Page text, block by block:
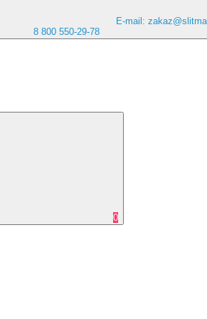
E-mail:
8 800 550-29-78
0